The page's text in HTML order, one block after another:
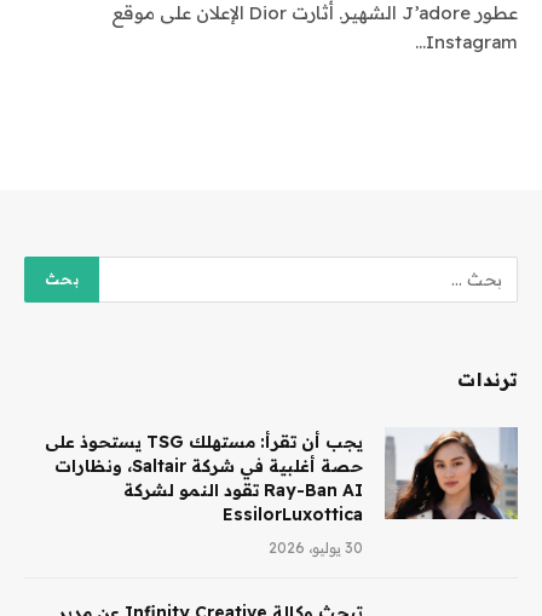
عطور J’adore الشهير. أثارت Dior الإعلان على موقع
Instagram…
ترندات
يجب أن تقرأ: مستهلك TSG يستحوذ على
حصة أغلبية في شركة Saltair، ونظارات
Ray-Ban AI تقود النمو لشركة
EssilorLuxottica
30 يوليو، 2026